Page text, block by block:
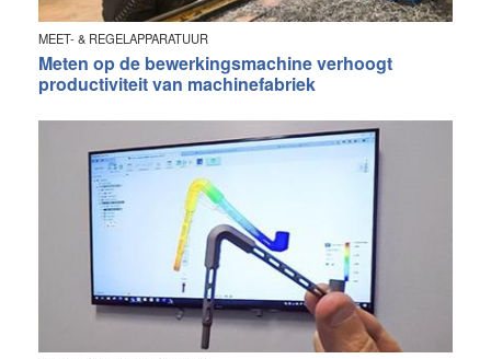
MEET- & REGELAPPARATUUR
Meten op de bewerkingsmachine verhoogt
productiviteit van machinefabriek